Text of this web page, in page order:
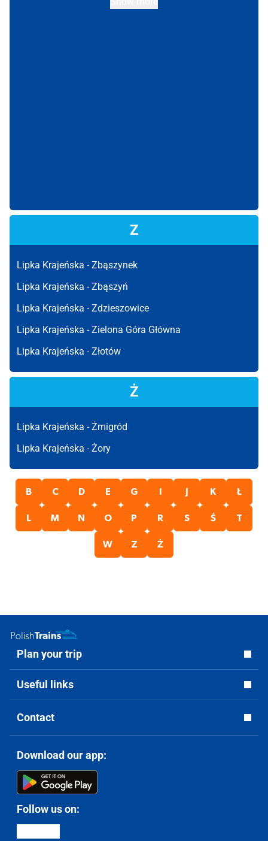
Z
Lipka Krajeńska -Zbąszynek
Lipka Krajeńska -Zbąszyń
Lipka Krajeńska -Zdzieszowice
Lipka Krajeńska -Zielona Góra Główna
Lipka Krajeńska -Złotów
Ż
Lipka Krajeńska -Żmigród
Lipka Krajeńska -Żory
B C D E G K Ł
L M N O P R S Ś T
W Z Ż
Plan your trip
Useful links
Contact
Download our app:
Follow us on: